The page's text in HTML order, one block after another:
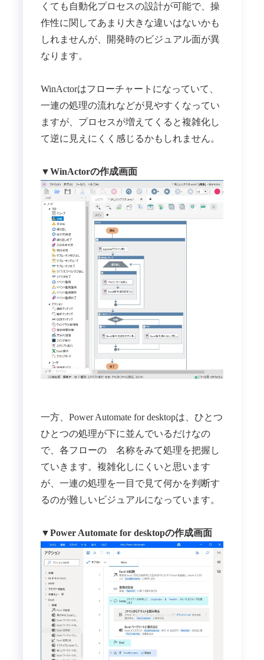
くても自動化プロセスの設計が可能で、操
作性に関してあまり大きな違いはないかも
しれませんが、開発時のビジュアル面が異
なります。
WinActorはフローチャートになっていて、
一連の処理の流れなどが見やすくなってい
ますが、プロセスが増えてくると複雑化し
て逆に見えにくく感じるかもしれません。
▼WinActorの作成画面
一方、Power Automate for desktopは、ひとつ
ひとつの処理が下に並んでいるだけなの
で、各フローの 名称をみて処理を把握し
ていきます。複雑化しにくいと思います
が、一連の処理を一目で見て何かを判断す
るのが難しいビジュアルになっています。
▼Power Automate for desktopの作成画面